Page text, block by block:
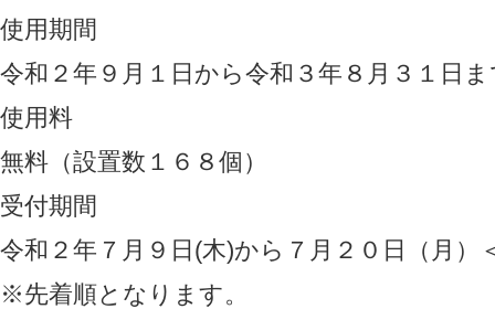
使用期間
令和２年９月１日から令和３年８月３１日
使用料
無料（設置数１６８個）
受付期間
令和２年７月９日(木)から７月２０日（月）
※先着順となります。